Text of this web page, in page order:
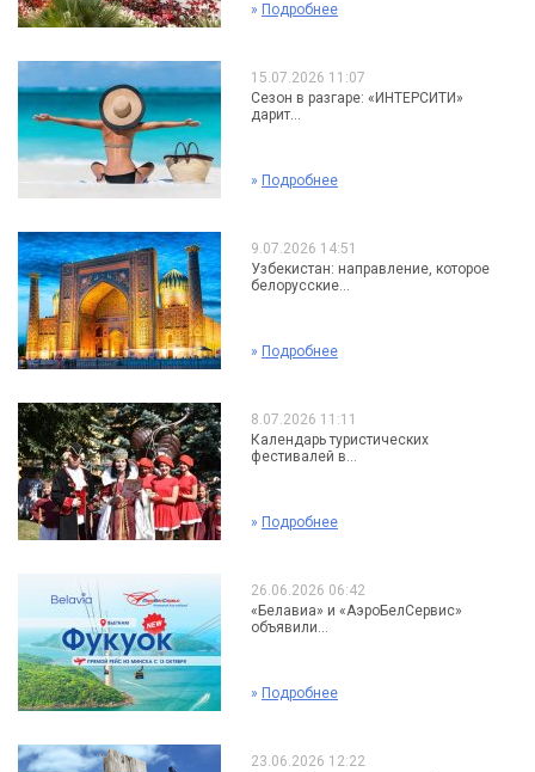
» Подробнее
15.07.2026 11:07
Сезон в разгаре: «ИНТЕРСИТИ»
дарит...
» Подробнее
9.07.2026 14:51
Узбекистан: направление, которое
белорусские...
» Подробнее
8.07.2026 11:11
Календарь туристических
фестивалей в...
» Подробнее
26.06.2026 06:42
«Белавиа» и «АэроБелСервис»
объявили...
» Подробнее
23.06.2026 12:22